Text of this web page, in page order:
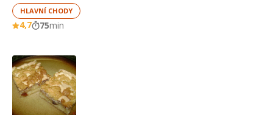
HLAVNÍ CHODY
4,7 75min